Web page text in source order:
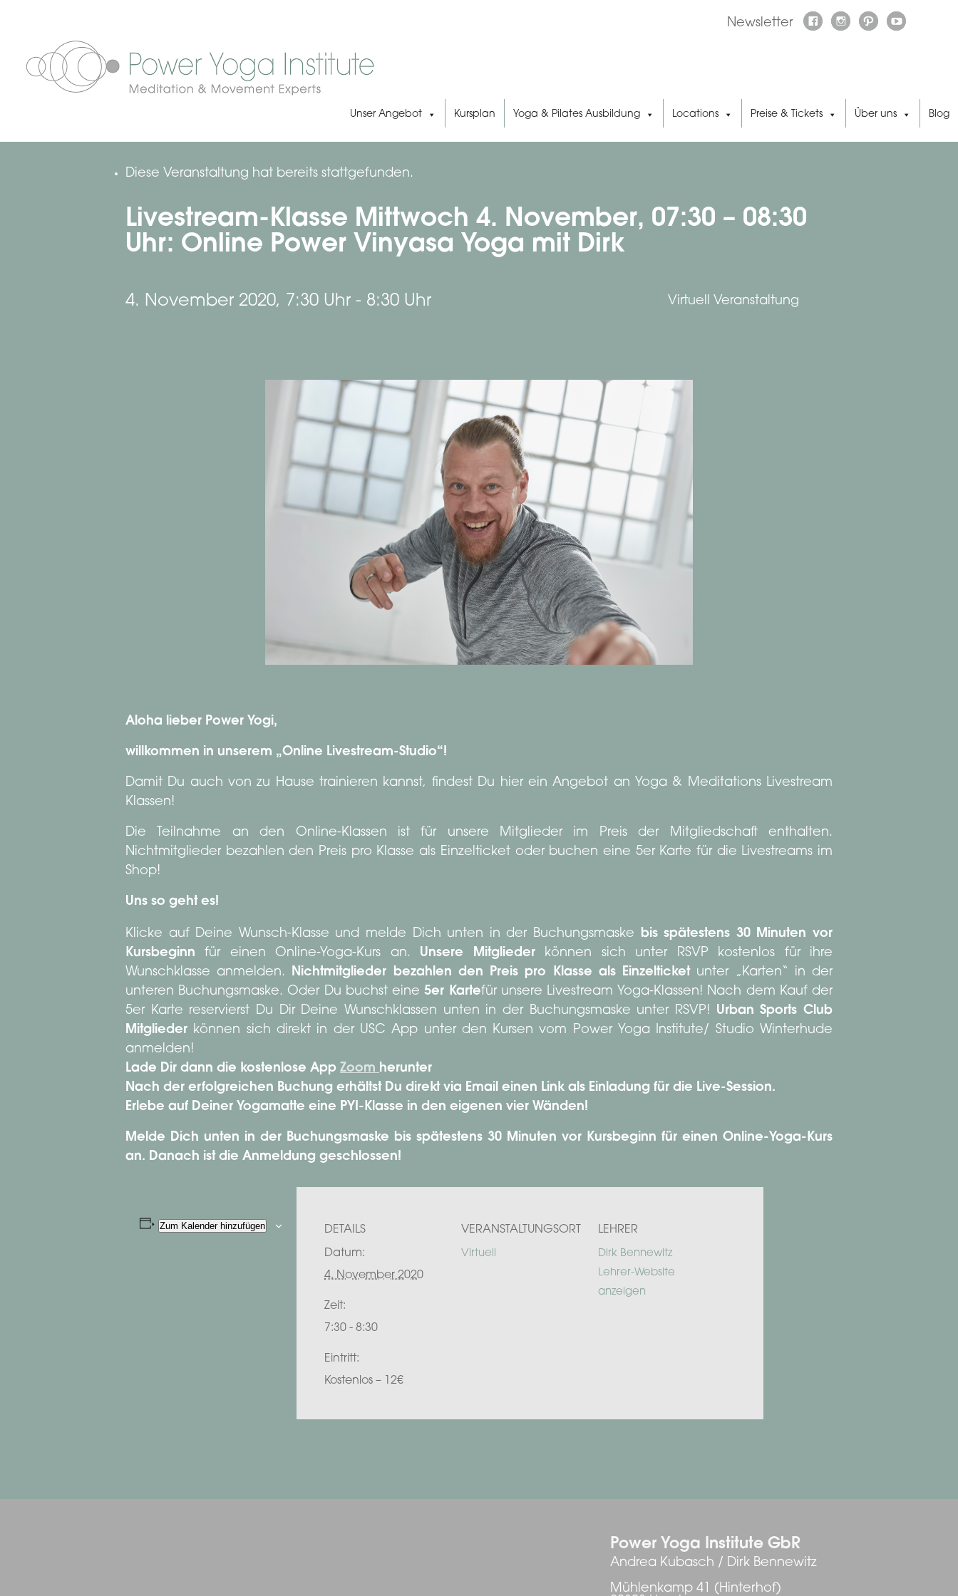
Newsletter
Unser Angebot Kursplan Yoga & Pilates Ausbildung Locations Preise & Tickets Über uns Blog
Diese Veranstaltung hat bereits stattgefunden.
Livestream-Klasse Mittwoch 4. November, 07:30 – 08:30
Uhr: Online Power Vinyasa Yoga mit Dirk
4. November 2020, 7:30 Uhr - 8:30 Uhr Virtuell Veranstaltung
Aloha lieber Power Yogi,
willkommen in unserem „Online Livestream-Studio“!
Damit Du auch von zu Hause trainieren kannst, findest Du hier ein Angebot an Yoga & Meditations Livestream
Klassen!
Die Teilnahme an den Online-Klassen ist für unsere Mitglieder im Preis der Mitgliedschaft enthalten.
Nichtmitglieder bezahlen den Preis pro Klasse als Einzelticket oder buchen eine 5er Karte für die Livestreams im
Shop!
Uns so geht es!
Klicke auf Deine Wunsch-Klasse und melde Dich unten in der Buchungsmaske bis spätestens 30 Minuten vor
Kursbeginn für einen Online-Yoga-Kurs an. Unsere Mitglieder können sich unter RSVP kostenlos für ihre
Wunschklasse anmelden. Nichtmitglieder bezahlen den Preis pro Klasse als Einzelticket unter „Karten“ in der
unteren Buchungsmaske. Oder Du buchst eine5er Kartefür unsere Livestream Yoga-Klassen! Nach dem Kauf der
5er Karte reservierst Du Dir Deine Wunschklassen unten in der Buchungsmaske unter RSVP! Urban Sports Club
Mitglieder können sich direkt in der USC App unter den Kursen vom Power Yoga Institute/ Studio Winterhude
anmelden!
Lade Dir dann die kostenlose App Zoom herunter
Nach der erfolgreichen Buchung erhältst Du direkt via Email einen Link als Einladung für die Live-Session.
Erlebe auf Deiner Yogamatte eine PYI-Klasse in den eigenen vier Wänden!
Melde Dich unten in der Buchungsmaske bis spätestens 30 Minuten vor Kursbeginn für einen Online-Yoga-Kurs
an. Danach ist die Anmeldung geschlossen!
Zum Kalender hinzufügen DETAILS
Datum:
4. November 2020
Zeit:
7:30 - 8:30
Eintritt:
Kostenlos – 12€
VERANSTALTUNGSORT
Virtuell
LEHRER
Dirk Bennewitz
Lehrer-Website
anzeigen
Power Yoga Institute GbR
Andrea Kubasch / Dirk Bennewitz
Mühlenkamp 41 (Hinterhof)